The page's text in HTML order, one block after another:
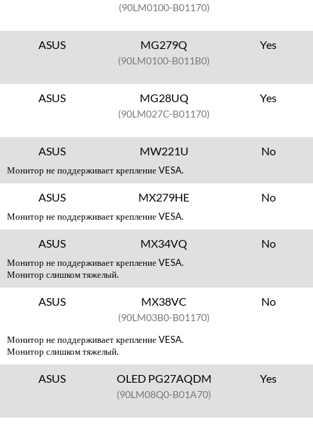
(90LM0100-B01170)
ASUS MG279Q
(90LM0100-B011B0)
Yes
ASUS MG28UQ
(90LM027C-B01170)
Yes
ASUS MW221U No
Монитор не поддерживает крепление VESA.
ASUS MX279HE No
Монитор не поддерживает крепление VESA.
ASUS MX34VQ No
Монитор не поддерживает крепление VESA.
Монитор слишком тяжелый.
ASUS MX38VC
(90LM03B0-B01170)
No
Монитор не поддерживает крепление VESA.
Монитор слишком тяжелый.
ASUS OLED PG27AQDM
(90LM08Q0-B01A70)
Yes